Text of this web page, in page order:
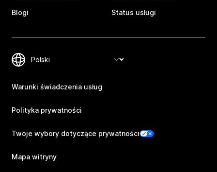
Blogi Status usługi
Warunki świadczenia usług
Polityka prywatności
Twoje wybory dotyczące prywatności
Mapa witryny